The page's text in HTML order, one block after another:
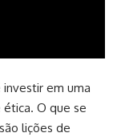
investir em uma
O que se
lições de